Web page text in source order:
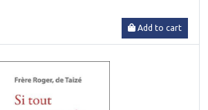
Add to cart